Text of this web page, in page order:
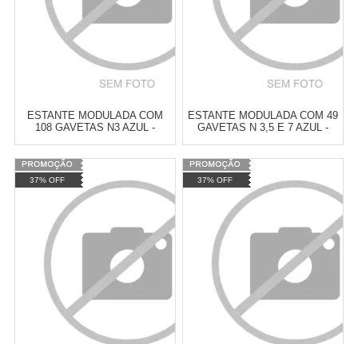
ESTANTE MODULADA COM
108 GAVETAS N3 AZUL -
Varejo:
Atacado: R$ 2.550,90 (Apenas
Revendedor)
10 x
ESTANTES E GAVETEIROS
COMPRAR
ESTANTE MODULADA COM 49
GAVETAS N 3,5 E 7 AZUL -
Varejo:
Atacado: R$ 2.550,90 (Apenas
Revendedor)
10
ESTANTES E GAVETEIROS
COMPRAR
37% OFF 37% OFF